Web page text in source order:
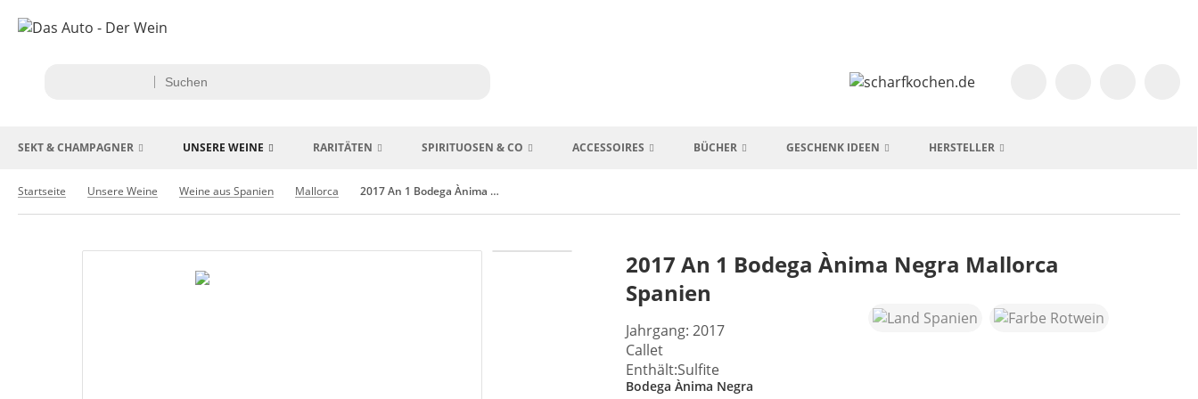
SEKT & CHAMPAGNER UNSERE WEINE RARITÄTEN SPIRITUOSEN & CO ACCESSOIRES BÜCHER GESCHENK IDEEN HERSTELLER
Startseite Unsere Weine Weine aus Spanien Mallorca 2017 An 1 Bodega Ànima Negra Mallorca Spanien
2017 An 1 Bodega Ànima Negra Mallorca
Spanien
Jahrgang: 2017
Callet
Enthält:Sulfite
Bodega Ànima Negra